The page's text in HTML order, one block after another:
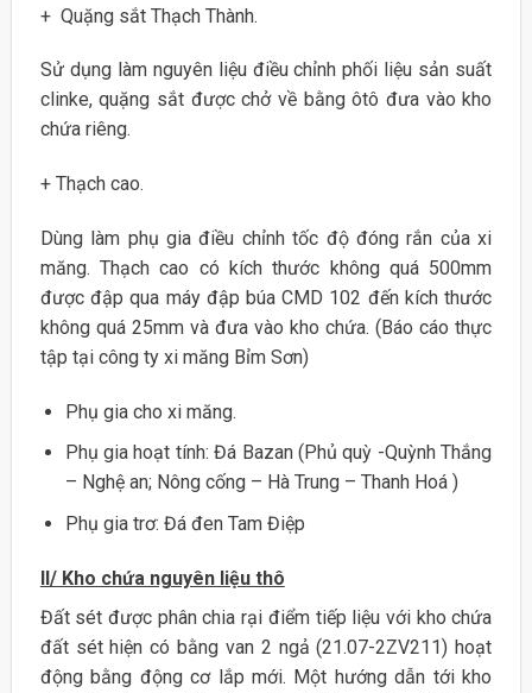
+ Quặng sắt Thạch Thành.
Sử dụng làm nguyên liệu điều chỉnh phối liệu sản suất
clinke, quặng sắt được chở về bằng ôtô đưa vào kho
chứa riêng.
+ Thạch cao.
Dùng làm phụ gia điều chỉnh tốc độ đóng rắn của xi
măng. Thạch cao có kích thước không quá 500mm
được đập qua máy đập búa CMD 102 đến kích thước
không quá 25mm và đưa vào kho chứa. (Báo cáo thực
tập tại công ty xi măng Bỉm Sơn)
Phụ gia cho xi măng.
Phụ gia hoạt tính: Đá Bazan (Phủ quỳ -Quỳnh Thắng
– Nghệ an; Nông cống – Hà Trung – Thanh Hoá )
Phụ gia trơ: Đá đen Tam Điệp
II/ Kho chứa nguyên liệu thô
Đất sét được phân chia rại điểm tiếp liệu với kho chứa
đất sét hiện có bằng van 2 ngả (21.07-2ZV211) hoạt
động bằng động cơ lắp mới. Một hướng dẫn tới kho